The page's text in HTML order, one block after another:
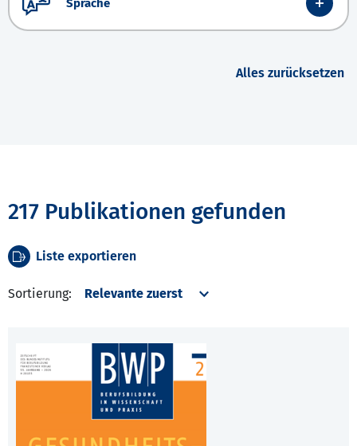
Alles zurücksetzen
217 Publikationen gefunden
Liste exportieren
Sortierung: